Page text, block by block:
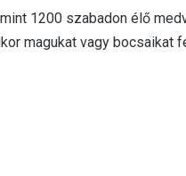
1200 szabadon élő
magukat vagy bocsaikat